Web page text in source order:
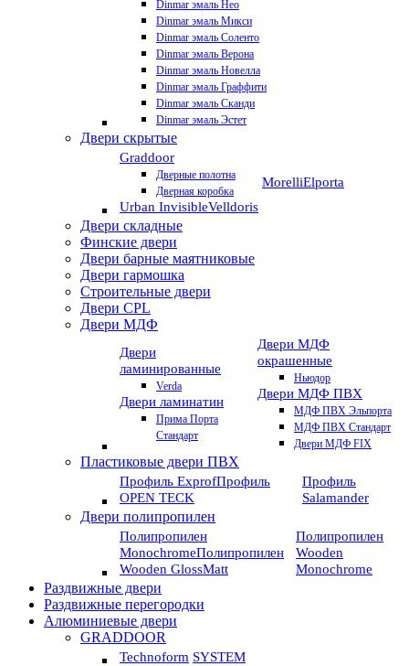
Dinmar эмаль Нео
Dinmar эмаль Микси
Dinmar эмаль Соленто
Dinmar эмаль Верона
Dinmar эмаль Новелла
Dinmar эмаль Граффити
Dinmar эмаль Сканди
Dinmar эмаль Эстет
Двери скрытые
Graddoor
Дверные полотна
Дверная коробка
Urban InvisibleVelldoris
MorelliElporta
Двери складные
Финские двери
Двери барные маятниковые
Двери гармошка
Строительные двери
Двери CРL
Двери МДФ
Двери
ламинированные
Verda
Двери ламинатин
Прима Порта
Стандарт
Двери МДФ
окрашенные
Ньюдор
Двери МДФ ПВХ
МДФ ПВХ Эльпорта
МДФ ПВХ Стандарт
Двери МДФ FIX
Пластиковые двери ПВХ
Профиль ExprofПрофиль
OPEN TECK
Профиль
Salamander
Двери полипропилен
Полипропилен
MonochromeПолипропилен
Wooden GlossMatt
Полипропилен
Wooden
Monochrome
Раздвижные двери
Раздвижные перегородки
Алюминиевые двери
GRADDOOR
Technoform SYSTEM